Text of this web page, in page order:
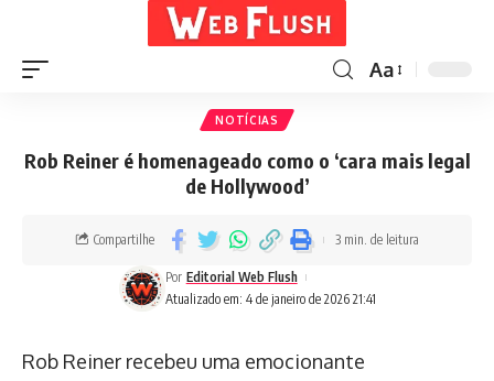
Aa
NOTÍCIAS
Rob Reiner é homenageado como o ‘cara mais legal
de Hollywood’
Atualizado em: 4 de janeiro de 2026 21:41
Por Editorial Web Flush
Compartilhe 3 min. de leitura
Rob Reiner recebeu uma emocionante